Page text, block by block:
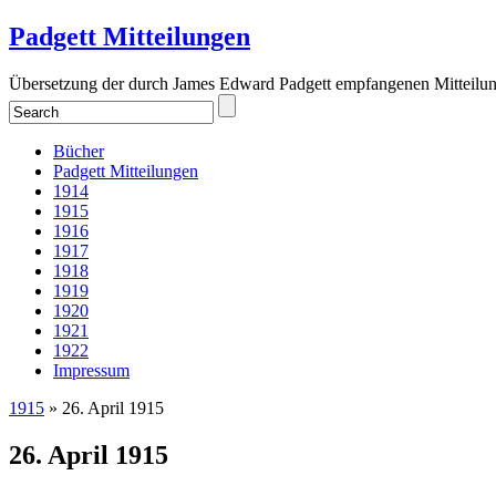
Padgett Mitteilungen
Übersetzung der durch James Edward Padgett empfangenen
Bücher
Padgett Mitteilungen
1914
1915
1916
1917
1918
1919
1920
1921
1922
Impressum
1915 » 26. April 1915
26. April 1915